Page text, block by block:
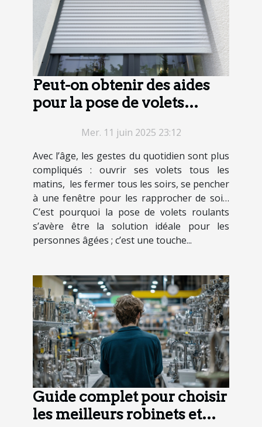
Peut-on obtenir des aides
pour la pose de volets
Mer. 11 juin 2025 23:12
Avec l’âge, les gestes du quotidien sont plus
compliqués : ouvrir ses volets tous les
matins, les fermer tous les soirs, se pencher
à une fenêtre pour les rapprocher de soi…
C’est pourquoi la pose de volets roulants
s’avère être la solution idéale pour les
personnes âgées ; c’est une touche...
Guide complet pour choisir
les meilleurs robinets et